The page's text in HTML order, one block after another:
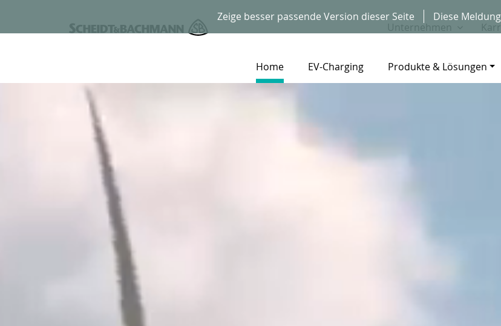
Zeige besser passende Version dieser Seite Diese
Unternehmen
Home EV-Charging Produkte & Lösungen